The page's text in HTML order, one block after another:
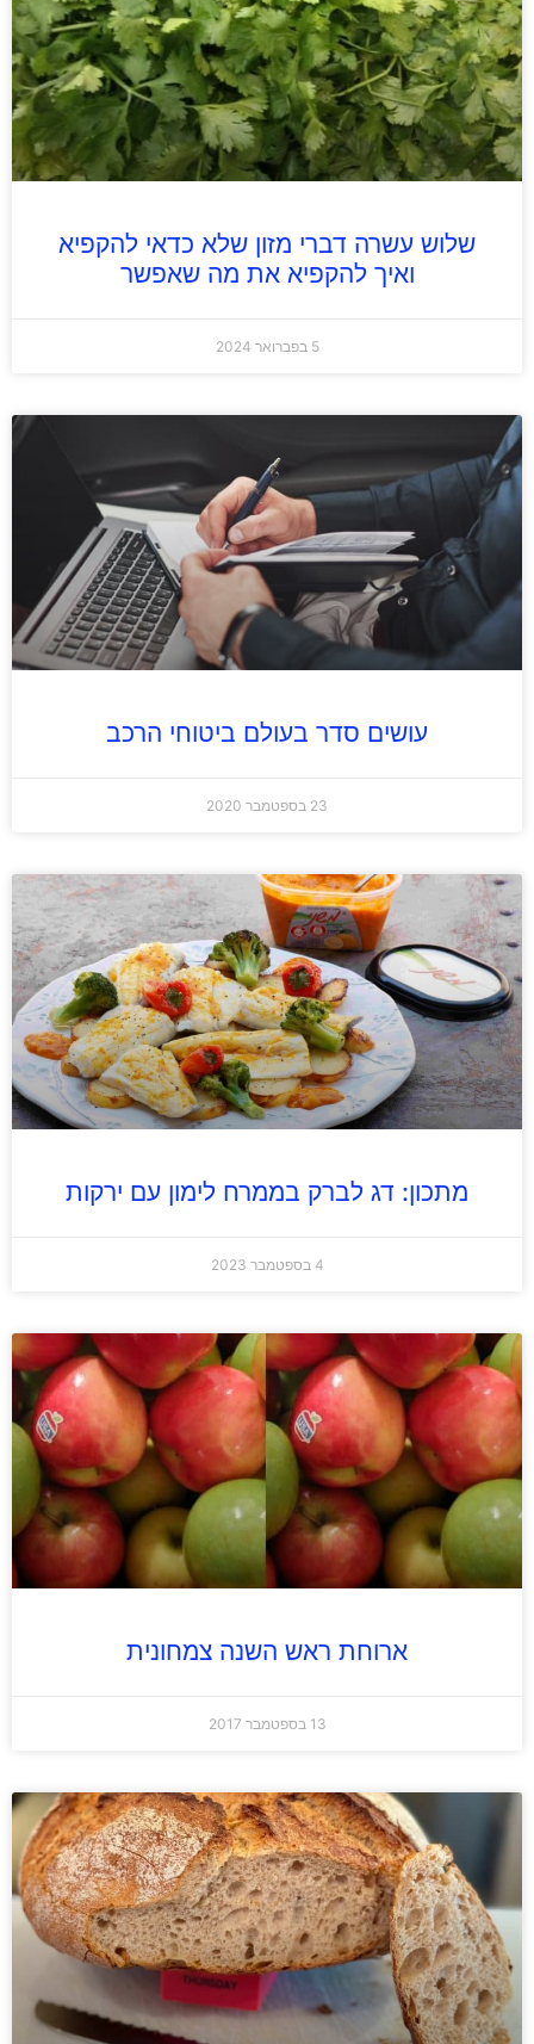
שלוש עשרה דברי מזון שלא כדאי להקפיא
ואיך להקפיא את מה שאפשר
5 בפברואר 2024
עושים סדר בעולם ביטוחי הרכב
23 בספטמבר 2020
מתכון: דג לברק בממרח לימון עם ירקות
4 בספטמבר 2023
ארוחת ראש השנה צמחונית
13 בספטמבר 2017